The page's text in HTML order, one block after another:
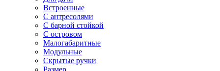
Встроенные
С антресолями
С барной стойкой
С островом
Малогабаритные
Модульные
Скрытые ручки
Размер